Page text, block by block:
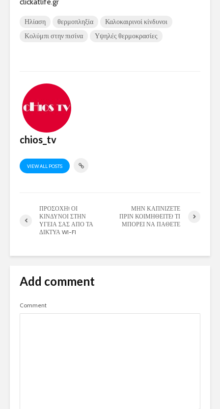
Ηλίαση θερμοπληξία
Καλοκαιρινοί κίνδυνοι
Κολύμπι στην πισίνα
Υψηλές θερμοκρασίες
chios_tv
VIEW ALL POSTS
ΠΡΟΣΟΧΗ! ΟΙ
ΚΙΝΔΥΝΟΙ ΣΤΗΝ
ΥΓΕΙΑ ΣΑΣ ΑΠΟ ΤΑ
ΔΙΚΤΥΑ WI-FI
ΜΗΝ ΚΑΠΝΙΖΕΤΕ
ΠΡΙΝ ΚΟΙΜΗΘΕΙΤΕ! ΤΙ
ΜΠΟΡΕΙ ΝΑ ΠΑΘΕΤΕ
Add comment
Comment